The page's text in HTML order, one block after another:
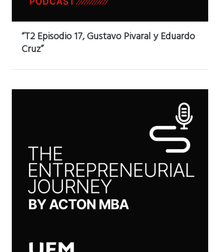
“T2 Episodio 17, Gustavo Pivaral y Eduardo
Cruz”